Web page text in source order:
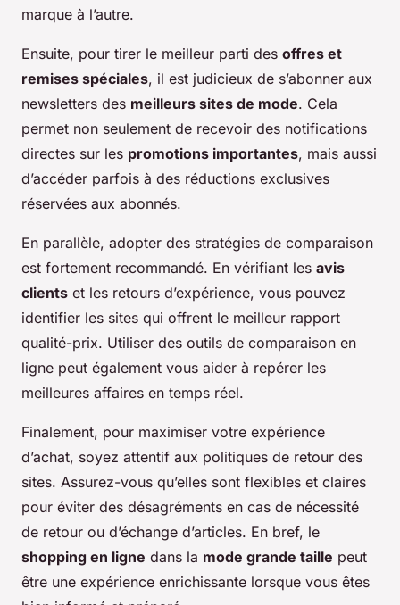
marque à l’autre.
Ensuite, pour tirer le meilleur parti des offres et
remises spéciales, il est judicieux de s’abonner aux
newsletters des meilleurs sites de mode. Cela
permet non seulement de recevoir des notifications
directes sur les promotions importantes, mais aussi
d’accéder parfois à des réductions exclusives
réservées aux abonnés.
En parallèle, adopter des stratégies de comparaison
est fortement recommandé. En vérifiant les avis
clients et les retours d’expérience, vous pouvez
identifier les sites qui offrent le meilleur rapport
qualité-prix. Utiliser des outils de comparaison en
ligne peut également vous aider à repérer les
meilleures affaires en temps réel.
Finalement, pour maximiser votre expérience
d’achat, soyez attentif aux politiques de retour des
sites. Assurez-vous qu’elles sont flexibles et claires
pour éviter des désagréments en cas de nécessité
de retour ou d’échange d’articles. En bref, le
shopping en ligne dans la mode grande taille peut
être une expérience enrichissante lorsque vous êtes